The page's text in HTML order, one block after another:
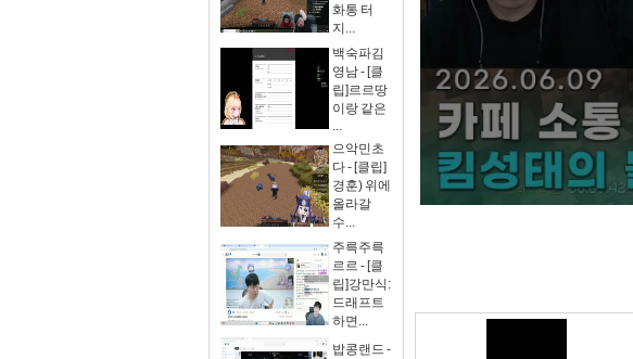
화통 터
지...
백숙파김
영남 - [클
립]르르땅
이랑 같은
...
으악민초
다 - [클립]
경훈) 위에
올라갈
수...
주륵주륵
르르 - [클
립]강만식:
드래프트
하면...
밥콩랜드 -